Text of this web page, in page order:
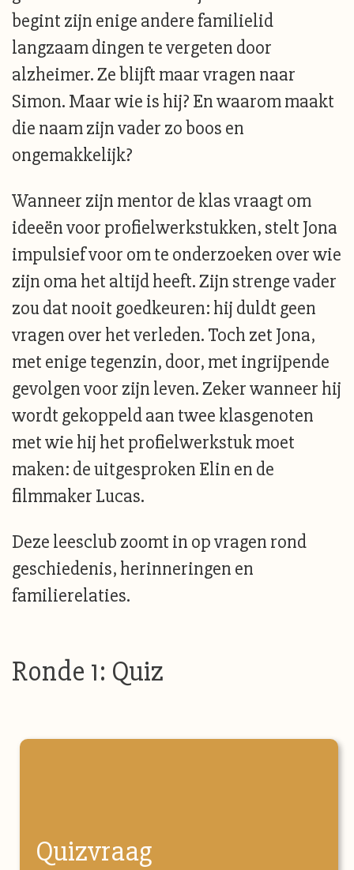
begint zijn enige andere familielid
langzaam dingen te vergeten door
alzheimer. Ze blijft maar vragen naar
Simon. Maar wie is hij? En waarom maakt
die naam zijn vader zo boos en
ongemakkelijk?
Wanneer zijn mentor de klas vraagt om
ideeën voor profielwerkstukken, stelt Jona
impulsief voor om te onderzoeken over wie
zijn oma het altijd heeft. Zijn strenge vader
zou dat nooit goedkeuren: hij duldt geen
vragen over het verleden. Toch zet Jona,
met enige tegenzin, door, met ingrijpende
gevolgen voor zijn leven. Zeker wanneer hij
wordt gekoppeld aan twee klasgenoten
met wie hij het profielwerkstuk moet
maken: de uitgesproken Elin en de
filmmaker Lucas.
Deze leesclub zoomt in op vragen rond
geschiedenis, herinneringen en
familierelaties.
Ronde 1: Quiz
Quizvraag